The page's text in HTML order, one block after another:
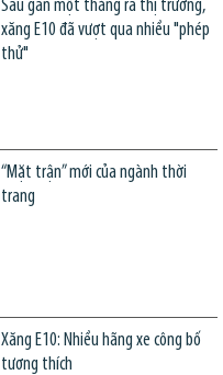
Sau gần một tháng ra thị trường,
xăng E10 đã vượt qua nhiều "phép
thử"
“Mặt trận” mới của ngành thời
trang
Xăng E10: Nhiều hãng xe công bố
tương thích